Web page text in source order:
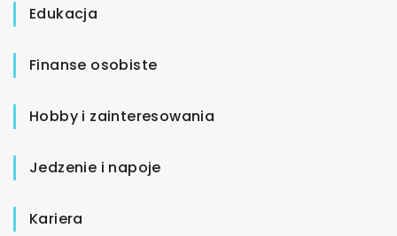
Edukacja
Finanse osobiste
Hobby i zainteresowania
Jedzenie i napoje
Kariera